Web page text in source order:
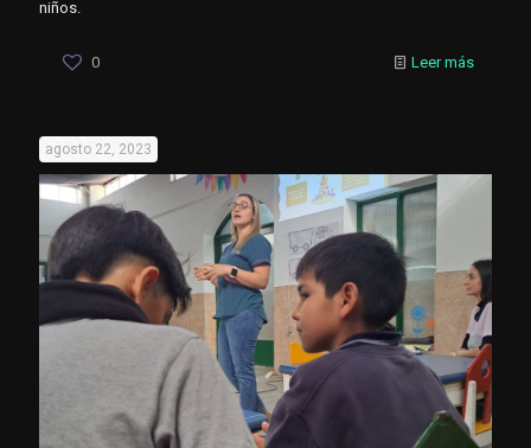
niños.
0 Leer más
agosto 22, 2023